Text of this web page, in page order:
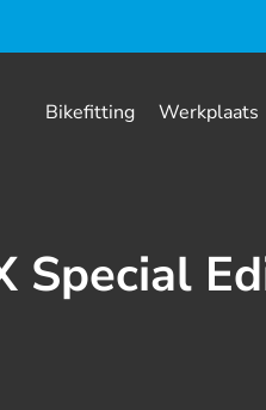
Bikefitting Werkplaats
Special